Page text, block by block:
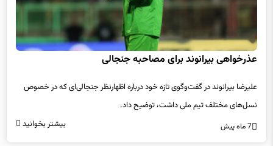
عذرخواهی بیرانوند برای مصاحبه جنجالی
علیرضا بیرانوند در گفت‌وگوی تازه خود درباره اظهارنظر جنجالی‌ای که در خصوص
نسل‌های مختلف تیم ملی داشت، توضیح داد.
7 ماه پیش بیشتر بخوانید